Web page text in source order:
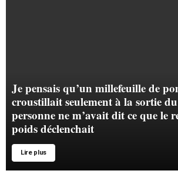
Je pensais qu’un millefeuille de
croustillait seulement à la sortie
personne ne m’avait dit ce que le
poids déclenchait
Lire plus